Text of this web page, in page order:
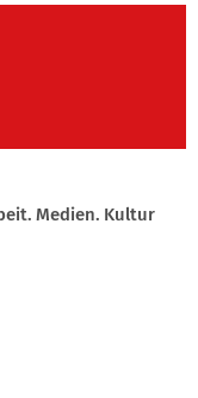
Medien. Kultur